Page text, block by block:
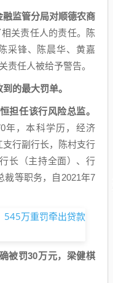
监管分局对顺德农商
关责任人的责任。陈
采锋、陈晨华、黄嘉
责任人被给予警告。
的最大罚单。
担任该行风险总监。
年，本科学历，经济
行副行长，陈村支行
长（主持全面）、行
裁等职务，自2021年7
被罚30万元，梁健棋